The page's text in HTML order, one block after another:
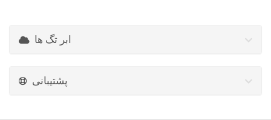
ابر تگ ها
پشتیبانی